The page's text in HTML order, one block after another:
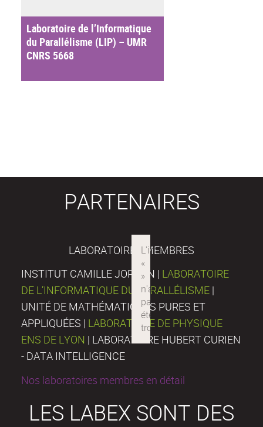
Laboratoire de l’Informatique
du Parallélisme (LIP) – UMR
CNRS 5668
PARTENAIRES
LABORATOIRES MEMBRES
INSTITUT CAMILLE JORDAN | LABORATOIRE
DE L’INFORMATIQUE DU PARALLÉLISME |
UNITÉ DE MATHÉMATIQUES PURES ET
APPLIQUÉES | LABORATOIRE DE PHYSIQUE
ENS DE LYON | LABORATOIRE HUBERT CURIEN
- DATA INTELLIGENCE
Nos laboratoires membres en détail
LES LABEX SONT DES